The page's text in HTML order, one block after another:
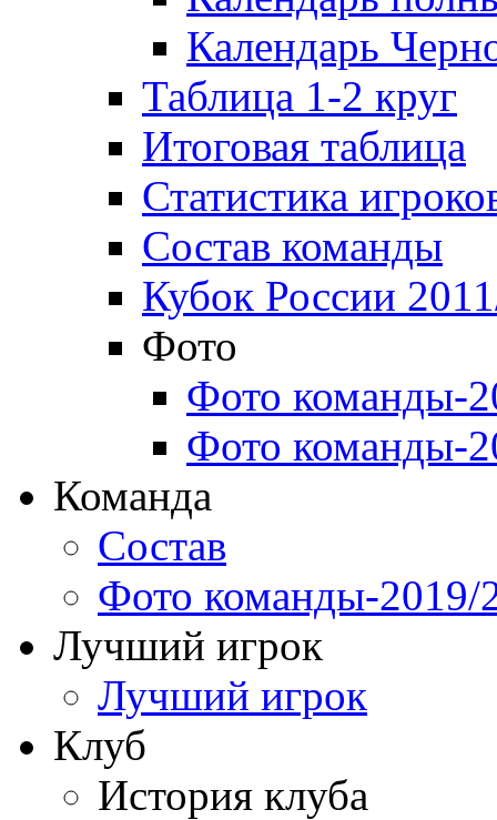
Календарь
Таблица 1-2 круг
Итоговая таблица
Статистика
Состав команды
Кубок России
Фото
Фото команды-
Фото команды-
Команда
Состав
Фото команды-2019/
Лучший игрок
Лучший игрок
Клуб
История клуба